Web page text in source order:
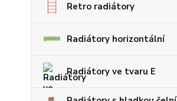
Retro radiátory
Radiátory horizontální
Radiátory ve tvaru E